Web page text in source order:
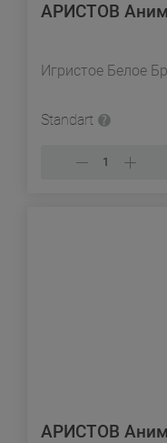
АРИСТОВ
Игристое Белое
Standart
АРИСТОВ